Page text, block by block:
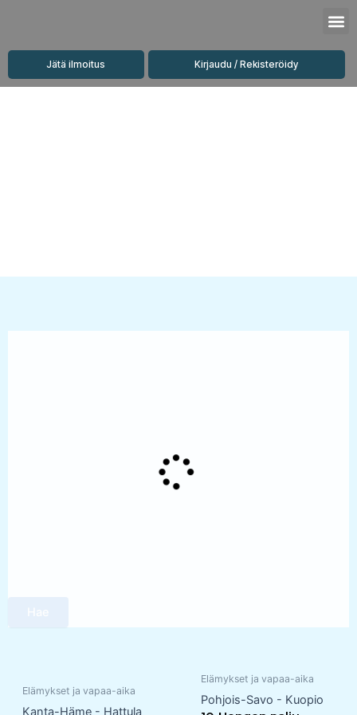
Jätä ilmoitus Kirjaudu / Rekisteröidy
Hae
Elämykset ja vapaa-aika
Kanta-Häme - Hattula
Elämykset ja vapaa-aika
Pohjois-Savo - Kuopio